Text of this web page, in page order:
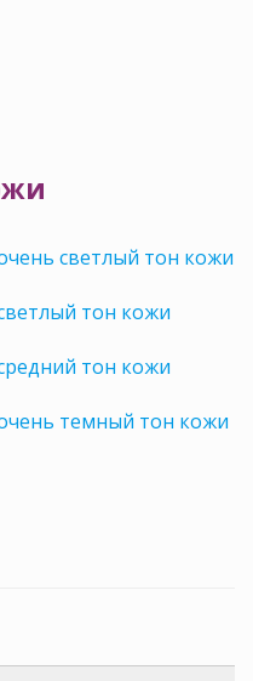
светлый тон кожи
тон кожи
тон кожи
темный тон кожи